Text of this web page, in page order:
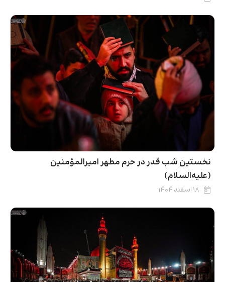
نخستین شب قدر در حرم مطهر امیرالمؤمنین
(علیه‌السلام)
۱۸ اسفند ۱۴۰۴